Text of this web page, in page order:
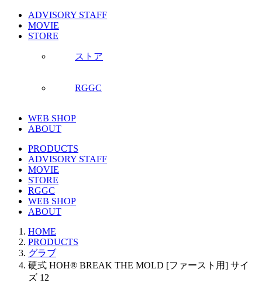
ADVISORY STAFF
MOVIE
STORE
ストア
RGGC
WEB SHOP
ABOUT
PRODUCTS
ADVISORY STAFF
MOVIE
STORE
RGGC
WEB SHOP
ABOUT
HOME
PRODUCTS
グラブ
硬式 HOH® BREAK THE MOLD [ファースト用] サイ
ズ 12